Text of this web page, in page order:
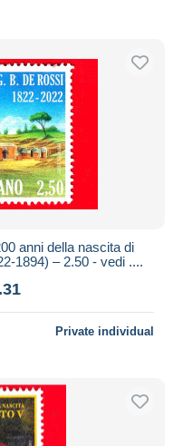
anni della nascita di
1894) – 2.50 - vedi ....
Private individual